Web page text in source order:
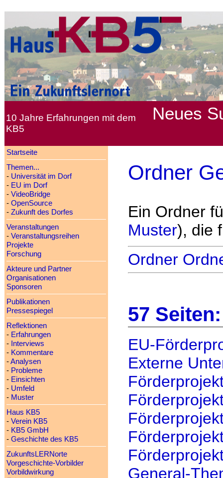
10 Jahre Erfahrungen mit dem
KB5
Neues
Startseite
Themen...
- Universität im Dorf
- EU im Dorf
- VideoBridge
- OpenSource
- Zukunft des Dorfes
Veranstaltungen
- Veranstaltungsreihen
Projekte
Forschung
Akteure und Partner
Organisationen
Sponsoren
Publikationen
Pressespiegel
Reflektionen
- Erfahrungen
- Interviews
- Kommentare
-Analysen
- Probleme
- Einsichten
- Umfeld
- Muster
Haus KB5
- Verein KB5
- KB5 GmbH
- Geschichte des KB5
ZukunftsLERNorte
Vorgeschichte-Vorbilder
Vorbildwirkung
Ordner
Ein Ordner
Muster), die
Ordner
57 Seiten:
EU-
Externe
General-